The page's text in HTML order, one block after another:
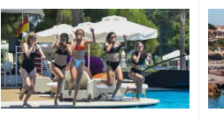
Kaleiçi'nin yaklaşık 500 kişi olan
nüfusu özellikle yaz ayları ve
turizm döneminde 100 katına
çıkıyor.